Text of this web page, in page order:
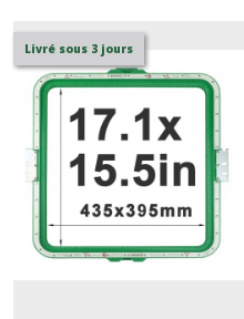
Livré sous 3 jours